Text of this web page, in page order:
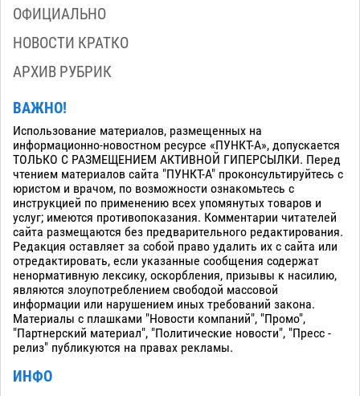
ОФИЦИАЛЬНО
НОВОСТИ КРАТКО
АРХИВ РУБРИК
ВАЖНО!
Использование материалов, размещенных на
информационно-новостном ресурсе «ПУНКТ-А», допускается
ТОЛЬКО С РАЗМЕЩЕНИЕМ АКТИВНОЙ ГИПЕРСЫЛКИ. Перед
чтением материалов сайта "ПУНКТ-А" проконсультируйтесь с
юристом и врачом, по возможности ознакомьтесь с
инструкцией по применению всех упомянутых товаров и
услуг; имеются противопоказания. Комментарии читателей
сайта размещаются без предварительного редактирования.
Редакция оставляет за собой право удалить их с сайта или
отредактировать, если указанные сообщения содержат
ненормативную лексику, оскорбления, призывы к насилию,
являются злоупотреблением свободой массовой
информации или нарушением иных требований закона.
Материалы с плашками "Новости компаний", "Промо",
"Партнерский материал", "Политические новости", "Пресс -
релиз" публикуются на правах рекламы.
ИНФО